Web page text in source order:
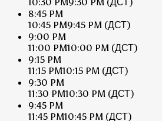
8:45 PM
10:45 PM9:45 PM (ДСТ)
9:00 PM
11:00 PM10:00 PM (ДСТ)
9:15 PM
11:15 PM10:15 PM (ДСТ)
9:30 PM
11:30 PM10:30 PM (ДСТ)
9:45 PM
11:45 PM10:45 PM (ДСТ)